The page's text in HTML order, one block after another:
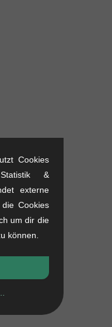
Cookies
&
externe
Cookies
um dir die
können.